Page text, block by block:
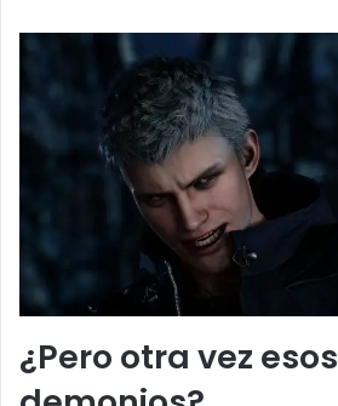
¿Pero otra vez esos